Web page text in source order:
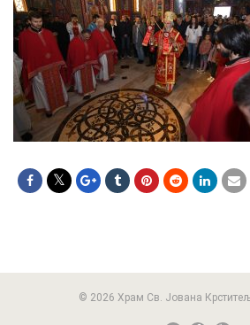
© 2026 Храм Св. Јована